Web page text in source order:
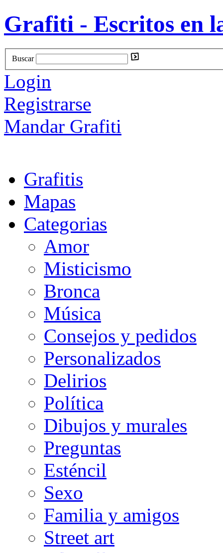
Grafiti - Escritos en
Buscar
Login
Registrarse
Mandar Grafiti
Grafitis
Mapas
Categorias
Amor
Misticismo
Bronca
Música
Consejos y pedidos
Personalizados
Delirios
Política
Dibujos y murales
Preguntas
Esténcil
Sexo
Familia y amigos
Street art